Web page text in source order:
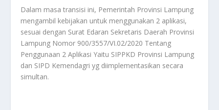
Dalam masa transisi ini, Pemerintah Provinsi Lampung
mengambil kebijakan untuk menggunakan 2 aplikasi,
sesuai dengan Surat Edaran Sekretaris Daerah Provinsi
Lampung Nomor 900/3557/VI.02/2020 Tentang
Penggunaan 2 Aplikasi Yaitu SIPPKD Provinsi Lampung
dan SIPD Kemendagri yg diimplementasikan secara
simultan.